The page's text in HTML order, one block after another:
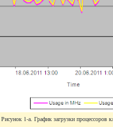
Рисунок 1-а. График загрузки процессоров